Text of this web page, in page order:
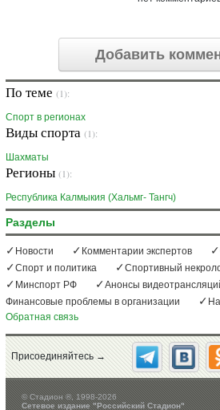
Добавить
По теме (1):
Спорт в регионах
Виды спорта (1):
Шахматы
Регионы (1):
Республика Калмыкия (Хальмг- Тангч)
Разделы
Новости Комментарии экспертов
Спорт и политика
Спортивный
Минспорт РФ
Анонсы
Финансовые проблемы в организации
Обратная связь
Присоединяйтесь →
©Стадион ®, 1998-2026
Сетевое издание "Российский Стадион"